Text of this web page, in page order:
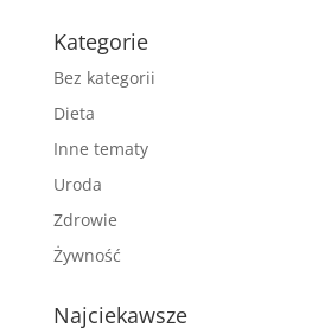
Kategorie
Bez kategorii
Dieta
Inne tematy
Uroda
Zdrowie
Żywność
Najciekawsze